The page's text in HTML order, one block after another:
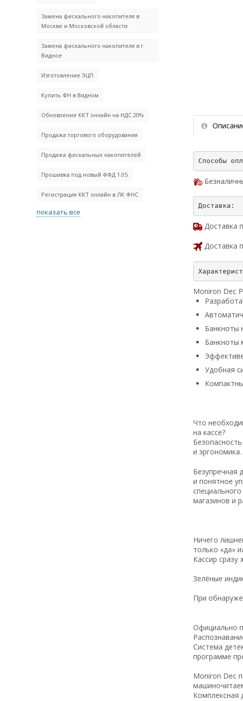
Доставка
Доставка
Moniron Dec
Банкноты
Банкноты
Удобная
Что
на кассе?
и эргономика.
Безупречная
и понятное
магазинов и
Ничего
только «да»
Кассир
Зелёные
При
Официально
Система
программе
Moniron Dec
Комплексная
Замена фискального накопителя в
Москве и Московской области
Замена фискального накопителя в г.
Видное
Изготовление ЭЦП
Купить ФН в Видном
Обновление ККТ онлайн на НДС 20%
Продажа торгового оборудования
Продажа фискальных накопителей
Прошивка под новый ФФД 1.05
Регистрация ККТ онлайн в ЛК ФНС
показать все